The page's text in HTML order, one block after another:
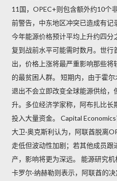
11国，OPEC+则包含额外约10个
前警告，中东地区冲突已造成有记
今年能源价格预计平均上升约四分
复到战前水平可能需时数月。世行
出，价格上涨将最严重影响那些
的最贫困人群。 短期内，由于霍
退出不会立即改变全球能源供给，
升。多位经济学家称，阿布扎比长
投入大量资金。 Capital
大卫·奥克斯利认为，阿联酋脱离
走低但波动性加剧；若其他成员跟
产，影响将更为深远。 能源研究
卡罗尔·纳赫勒则表示，阿联酋的